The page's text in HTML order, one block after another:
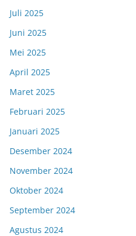
Juli 2025
Juni 2025
Mei 2025
April 2025
Maret 2025
Februari 2025
Januari 2025
Desember 2024
November 2024
Oktober 2024
September 2024
Agustus 2024